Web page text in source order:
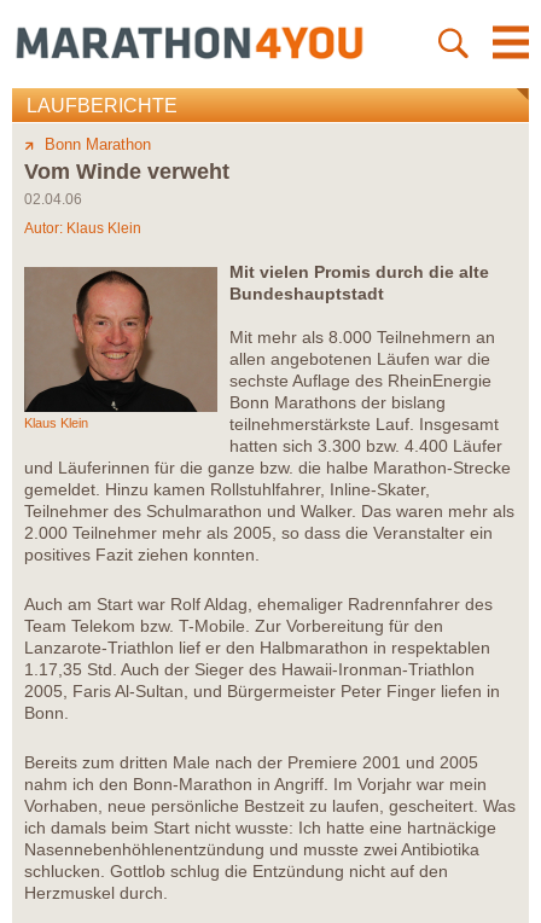
LAUFBERICHTE
Bonn Marathon
Vom Winde verweht
02.04.06
Autor: Klaus Klein
Klaus Klein
Mit vielen Promis durch die alte
Bundeshauptstadt
Mit mehr als 8.000 Teilnehmern an
allen angebotenen Läufen war die
sechste Auflage des RheinEnergie
Bonn Marathons der bislang
teilnehmerstärkste Lauf. Insgesamt
hatten sich 3.300 bzw. 4.400 Läufer
und Läuferinnen für die ganze bzw. die halbe Marathon-Strecke
gemeldet. Hinzu kamen Rollstuhlfahrer, Inline-Skater,
Teilnehmer des Schulmarathon und Walker. Das waren mehr als
2.000 Teilnehmer mehr als 2005, so dass die Veranstalter ein
positives Fazit ziehen konnten.
Auch am Start war Rolf Aldag, ehemaliger Radrennfahrer des
Team Telekom bzw. T-Mobile. Zur Vorbereitung für den
Lanzarote-Triathlon lief er den Halbmarathon in respektablen
1.17,35 Std. Auch der Sieger des Hawaii-Ironman-Triathlon
2005, Faris Al-Sultan, und Bürgermeister Peter Finger liefen in
Bonn.
Bereits zum dritten Male nach der Premiere 2001 und 2005
nahm ich den Bonn-Marathon in Angriff. Im Vorjahr war mein
Vorhaben, neue persönliche Bestzeit zu laufen, gescheitert. Was
ich damals beim Start nicht wusste: Ich hatte eine hartnäckige
Nasennebenhöhlenentzündung und musste zwei Antibiotika
schlucken. Gottlob schlug die Entzündung nicht auf den
Herzmuskel durch.